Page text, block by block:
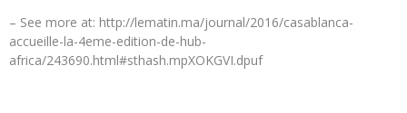
– See more at: http://lematin.ma/journal/2016/casablanca-
accueille-la-4eme-edition-de-hub-
africa/243690.html#sthash.mpXOKGVI.dpuf